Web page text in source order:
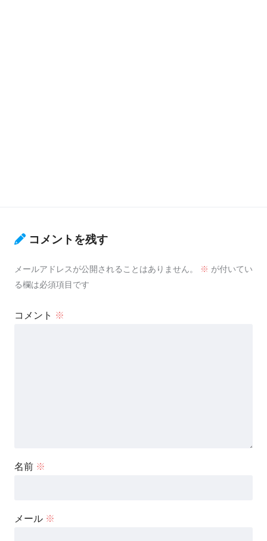
コメントを残す
メールアドレスが公開されることはありません。 ※ が付いてい
る欄は必須項目です
コメント ※
名前 ※
メール ※